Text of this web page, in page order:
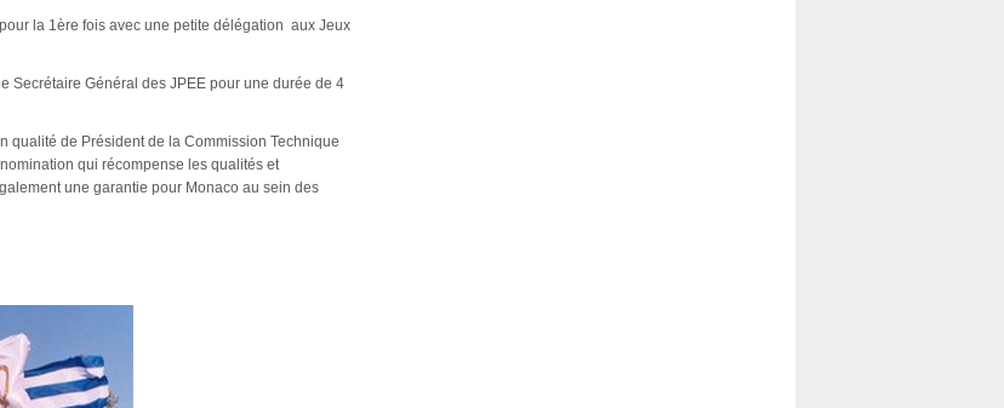
la 1ère fois avec une petite délégation aux Jeux
Secrétaire Général des JPEE pour une durée de 4
qualité de Président de la Commission Technique
qui récompense les qualités et
une garantie pour Monaco au sein des